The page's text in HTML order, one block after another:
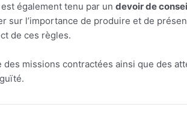
également tenu par un devoir de
l’importance de produire et de
de ces règles.
missions contractées ainsi que des